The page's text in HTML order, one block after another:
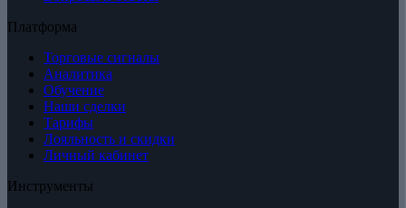
Платформа
Торговые сигналы
Аналитика
Обучение
Наши сделки
Тарифы
Лояльность и скидки
Личный кабинет
Инструменты